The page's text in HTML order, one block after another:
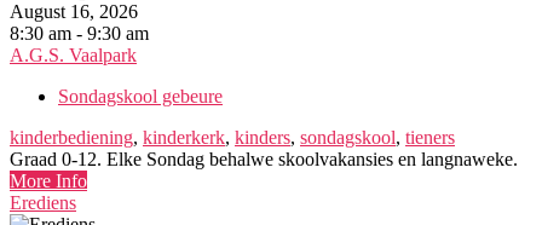
August 16, 2026
8:30 am - 9:30 am
A.G.S. Vaalpark
Sondagskool gebeure
kinderbediening, kinderkerk, kinders, sondagskool, tieners
Graad 0-12. Elke Sondag behalwe skoolvakansies en langnaweke.
More Info
Erediens